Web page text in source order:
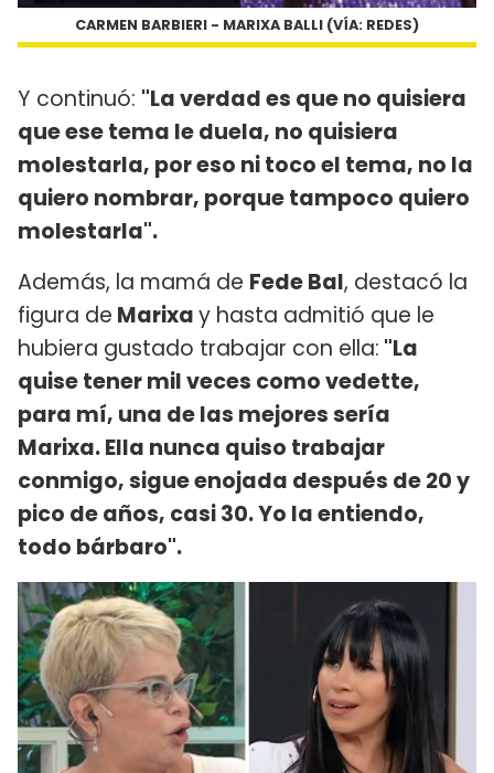
CARMEN BARBIERI - MARIXA BALLI (VÍA: REDES)
Y continuó: "La verdad es que no quisiera
que ese tema le duela, no quisiera
molestarla, por eso ni toco el tema, no la
quiero nombrar, porque tampoco quiero
molestarla".
Además, la mamá de Fede Bal, destacó la
figura de Marixay hasta admitió que le
hubiera gustado trabajar con ella: "La
quise tener mil veces como vedette,
para mí, una de las mejores sería
Marixa. Ella nunca quiso trabajar
conmigo, sigue enojada después de 20 y
pico de años, casi 30. Yo la entiendo,
todo bárbaro".